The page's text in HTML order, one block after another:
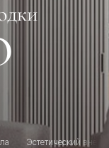
Эстетический